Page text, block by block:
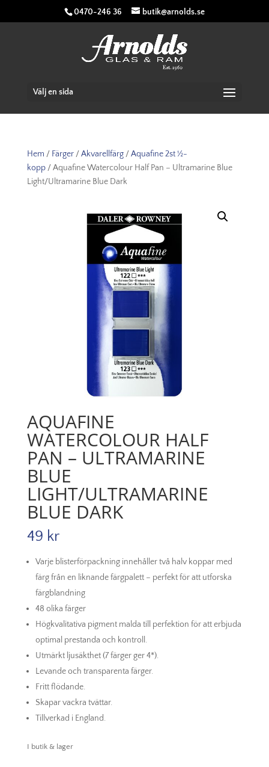
0470-246 36 butik@arnolds.se
Välj en sida
Hem / Färger/Akvarellfärg/Aquafine 2st ½-
kopp/ Aquafine Watercolour Half Pan – Ultramarine Blue
Light/Ultramarine Blue Dark
AQUAFINE
WATERCOLOUR HALF
PAN – ULTRAMARINE
BLUE
LIGHT/ULTRAMARINE
BLUE DARK
49 kr
Varje blisterförpackning innehåller två halv koppar med
färg från en liknande färgpalett – perfekt för att utforska
färgblandning
48 olika färger
Högkvalitativa pigment malda till perfektion för att erbjuda
optimal prestanda och kontroll.
Utmärkt ljusäkthet (7 färger ger 4*).
Levande och transparenta färger.
Fritt flödande.
Skapar vackra tvättar.
Tillverkad i England.
I butik & lager